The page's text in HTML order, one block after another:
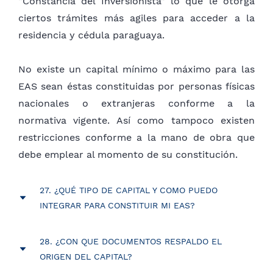
del representante legal. Estos documentos
formarán parte del Expediente Electrónico y su
constitución de las EAS.
ciertos trámites más agiles para acceder a la
residencia y cédula paraguaya.
No existe un capital mínimo o máximo para las
EAS sean éstas constituidas por personas físicas
nacionales o extranjeras conforme a la
normativa vigente. Así como tampoco existen
restricciones conforme a la mano de obra que
debe emplear al momento de su constitución.
27. ¿QUÉ TIPO DE CAPITAL Y COMO PUEDO
INTEGRAR PARA CONSTITUIR MI EAS?
acciones. La suscripción e integración del capital
podrá hacerse en condiciones, proporciones y
28. ¿CON QUE DOCUMENTOS RESPALDO EL
ORIGEN DEL CAPITAL?